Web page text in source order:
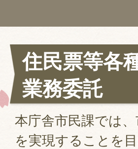
住民票等各
業務委託
本庁舎市民課では
を実現することを